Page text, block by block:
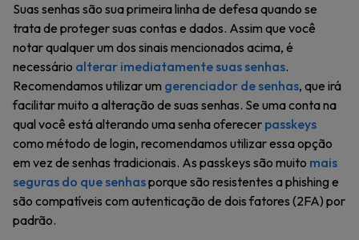
Suas senhas são sua primeira linha de defesa quando se
trata de proteger suas contas e dados. Assim que você
notar qualquer um dos sinais mencionados acima, é
necessário alterar imediatamente suas senhas.
Recomendamos utilizar um gerenciador de senhas, que irá
facilitar muito a alteração de suas senhas. Se uma conta na
qual você está alterando uma senha oferecer passkeys
como método de login, recomendamos utilizar essa opção
em vez de senhas tradicionais. As passkeys são muito mais
seguras do que senhasporque são resistentes a phishing e
são compatíveis com autenticação de dois fatores (2FA) por
padrão.